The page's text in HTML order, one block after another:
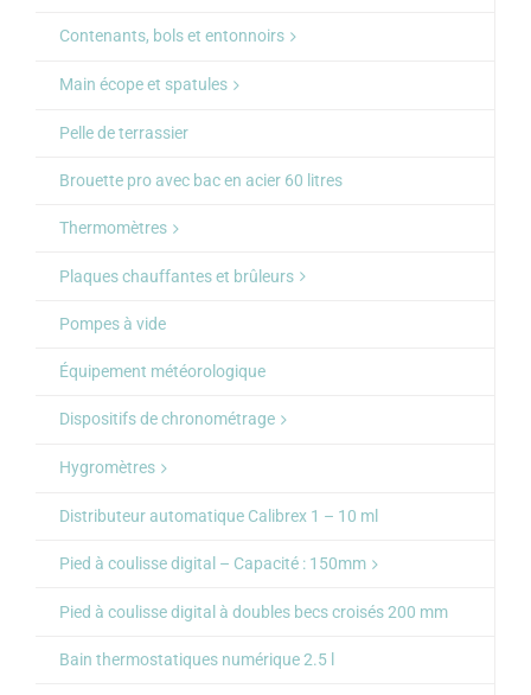
Contenants, bols et entonnoirs
Main écope et spatules
Pelle de terrassier
Brouette pro avec bac en acier 60 litres
Thermomètres
Plaques chauffantes et brûleurs
Pompes à vide
Équipement météorologique
Dispositifs de chronométrage
Hygromètres
Distributeur automatique Calibrex 1 – 10 ml
Pied à coulisse digital – Capacité : 150mm
Pied à coulisse digital à doubles becs croisés 200 mm
Bain thermostatiques numérique 2.5 l